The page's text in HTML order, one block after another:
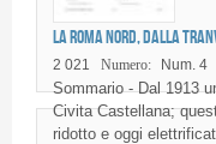
La Roma Nord, dalla
2 021 Numero: Num. 4
Sommario - Dal 1913
Civita Castellana;
ridotto e oggi